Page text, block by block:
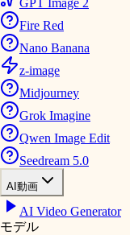
GPT Image 2
Fire Red
Nano Banana
z-image
Midjourney
Grok Imagine
Qwen Image Edit
Seedream 5.0
AI動画
AI Video Generator
モデル